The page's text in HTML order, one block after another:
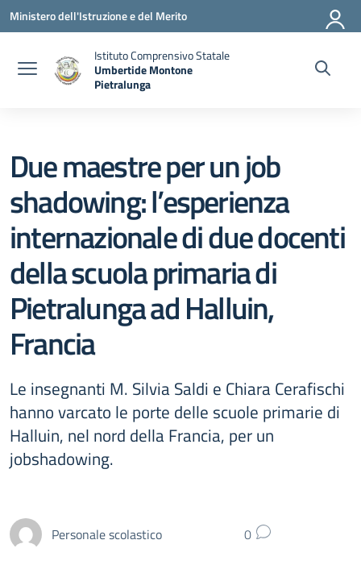
Vai ai contenuti
Vai al menu di navigazione
Vai al footer
Ministero dell'Istruzione e del Merito
Istituto Comprensivo Statale
Umbertide Montone
Pietralunga
Due maestre per un job
shadowing: l’esperienza
internazionale di due docenti
della scuola primaria di
Pietralunga ad Halluin,
Francia
Le insegnanti M. Silvia Saldi e Chiara Cerafischi
hanno varcato le porte delle scuole primarie di
Halluin, nel nord della Francia, per un
jobshadowing.
Personale scolastico 0